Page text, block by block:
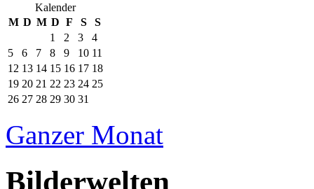
Kalender
M D M D F S
S
1
2 3
4
5
6 7 8 9 10 11
12 13 14 15 16 17 18
19 20 21 22 23 24 25
26 27 28 29 30 31
Ganzer Monat
Bilderwelten